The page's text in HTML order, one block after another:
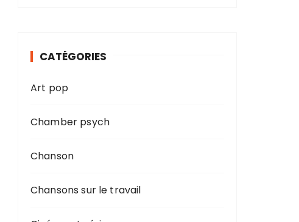
CATÉGORIES
Art pop
Chamber psych
Chanson
Chansons sur le travail